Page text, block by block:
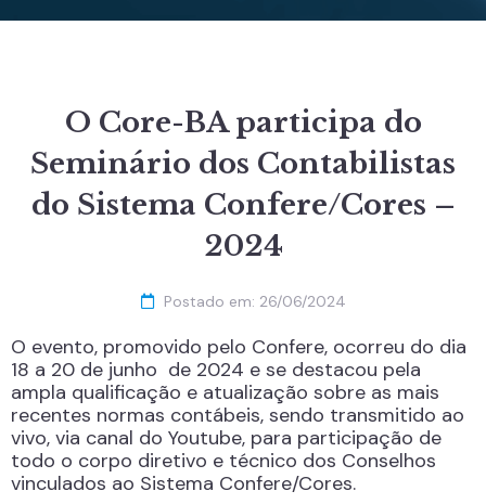
O Core-BA participa do
Seminário dos Contabilistas
do Sistema Confere/Cores –
2024
Postado em: 26/06/2024
O evento, promovido pelo Confere, ocorreu do dia
18 a 20 de junho de 2024 e se destacou pela
ampla qualificação e atualização sobre as mais
recentes normas contábeis, sendo transmitido ao
vivo, via canal do Youtube, para participação de
todo o corpo diretivo e técnico dos Conselhos
vinculados ao Sistema Confere/Cores.